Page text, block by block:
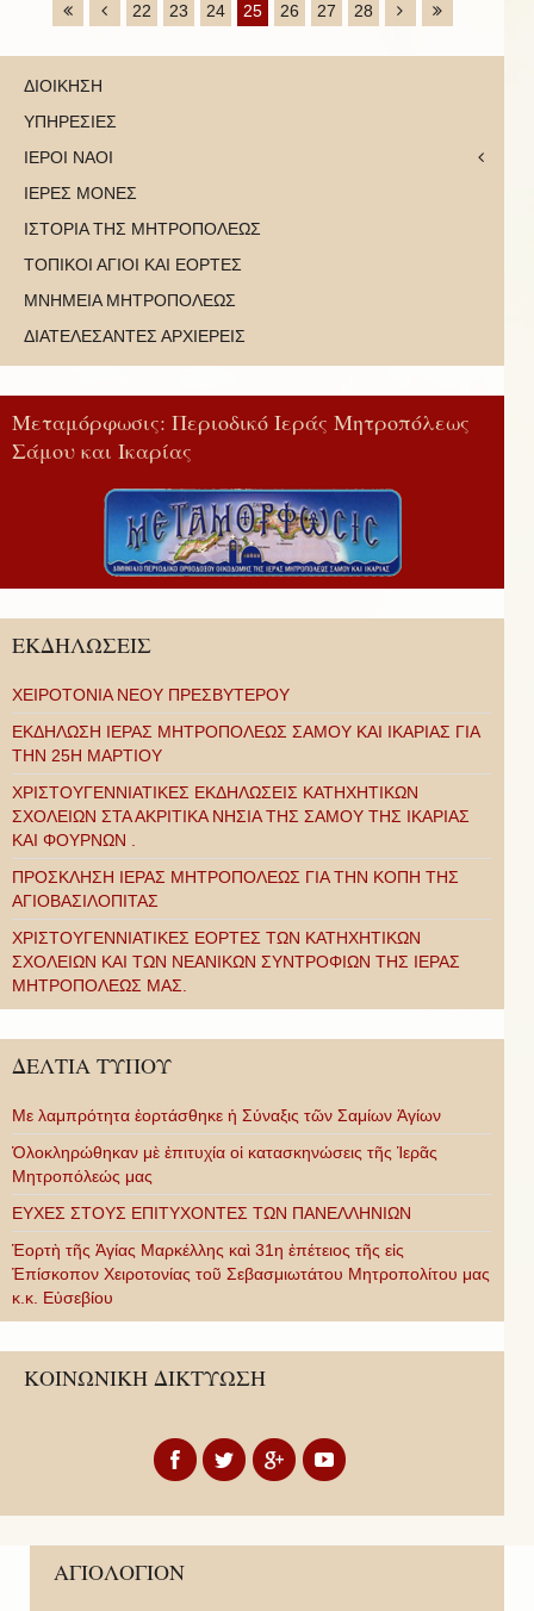
22 23 24 25 26 27 28
ΔΙΟΙΚΗΣΗ
ΥΠΗΡΕΣΙΕΣ
ΙΕΡΟΙ ΝΑΟΙ
ΙΕΡΕΣ ΜΟΝΕΣ
ΙΣΤΟΡΙΑ ΤΗΣ ΜΗΤΡΟΠΟΛΕΩΣ
ΤΟΠΙΚΟΙ ΑΓΙΟΙ ΚΑΙ ΕΟΡΤΕΣ
ΜΝΗΜΕΙΑ ΜΗΤΡΟΠΟΛΕΩΣ
ΔΙΑΤΕΛΕΣΑΝΤΕΣ ΑΡΧΙΕΡΕΙΣ
Μεταμόρφωσις: Περιοδικό Ιεράς Μητροπόλεως
Σάμου και Ικαρίας
ΕΚΔΗΛΩΣΕΙΣ
ΧΕΙΡΟΤΟΝΙΑ ΝΕΟΥ ΠΡΕΣΒΥΤΕΡΟΥ
ΕΚΔΗΛΩΣΗ ΙΕΡΑΣ ΜΗΤΡΟΠΟΛΕΩΣ ΣΑΜΟΥ ΚΑΙ ΙΚΑΡΙΑΣ ΓΙΑ
ΤΗΝ 25Η ΜΑΡΤΙΟΥ
ΧΡΙΣΤΟΥΓΕΝΝΙΑΤΙΚΕΣ ΕΚΔΗΛΩΣΕΙΣ ΚΑΤΗΧΗΤΙΚΩΝ
ΣΧΟΛΕΙΩΝ ΣΤΑ ΑΚΡΙΤΙΚΑ ΝΗΣΙΑ ΤΗΣ ΣΑΜΟΥ ΤΗΣ ΙΚΑΡΙΑΣ
ΚΑΙ ΦΟΥΡΝΩΝ .
ΠΡΟΣΚΛΗΣΗ ΙΕΡΑΣ ΜΗΤΡΟΠΟΛΕΩΣ ΓΙΑ ΤΗΝ ΚΟΠΗ ΤΗΣ
ΑΓΙΟΒΑΣΙΛΟΠΙΤΑΣ
ΧΡΙΣΤΟΥΓΕΝΝΙΑΤΙΚΕΣ ΕΟΡΤΕΣ ΤΩΝ ΚΑΤΗΧΗΤΙΚΩΝ
ΣΧΟΛΕΙΩΝ ΚΑΙ ΤΩΝ ΝΕΑΝΙΚΩΝ ΣΥΝΤΡΟΦΙΩΝ ΤΗΣ ΙΕΡΑΣ
ΜΗΤΡΟΠΟΛΕΩΣ ΜΑΣ.
ΔΕΛΤΙΑ ΤΥΠΟΥ
Με λαμπρότητα ἑορτάσθηκε ἡ Σύναξις τῶν Σαμίων Ἁγίων
Ὁλοκληρώθηκαν μὲ ἐπιτυχία οἱ κατασκηνώσεις τῆς Ἱερᾶς
Μητροπόλεώς μας
ΕΥΧΕΣ ΣΤΟΥΣ ΕΠΙΤΥΧΟΝΤΕΣ ΤΩΝ ΠΑΝΕΛΛΗΝΙΩΝ
Ἑορτὴ τῆς Ἁγίας Μαρκέλλης καὶ 31η ἐπέτειος τῆς εἰς
Ἐπίσκοπον Χειροτονίας τοῦ Σεβασμιωτάτου Μητροπολίτου μας
κ.κ. Εὐσεβίου
ΚΟΙΝΩΝΙΚΗ ΔΙΚΤΥΩΣΗ
ΑΓΙΟΛΟΓΙΟΝ